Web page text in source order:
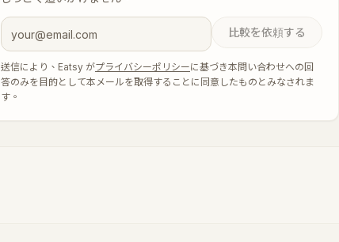
比較を依頼する
送信により、Eatsy がプライバシーポリシーに基づき本問い合わせへの回
答のみを目的として本メールを取得することに同意したものとみなされま
す。